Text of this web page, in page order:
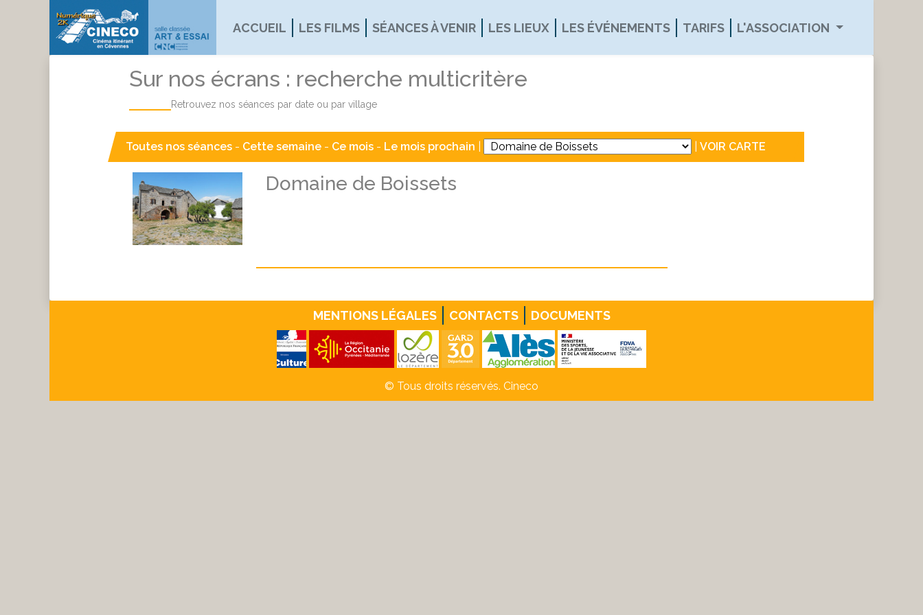
ACCUEIL LES FILMS SÉANCES À VENIR LES LIEUX LES ÉVÉNEMENTS TARIFS L'ASSOCIATION
Sur nos écrans : recherche multicritère
Retrouvez nos séances par date ou par village
Toutes nos séances - Cette semaine- Ce mois- Le mois prochain VOIR CARTE
Domaine de Boissets
MENTIONS LÉGALES CONTACTS DOCUMENTS
© Tous droits réservés. Cineco